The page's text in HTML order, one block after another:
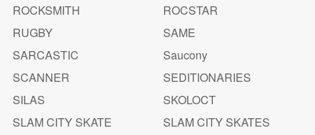
ROCKSMITH
ROCSTAR
RUGBY
SAME
SARCASTIC
Saucony
SCANNER
SEDITIONARIES
SILAS
SKOLOCT
SLAM CITY SKATE
SLAM CITY SKATES